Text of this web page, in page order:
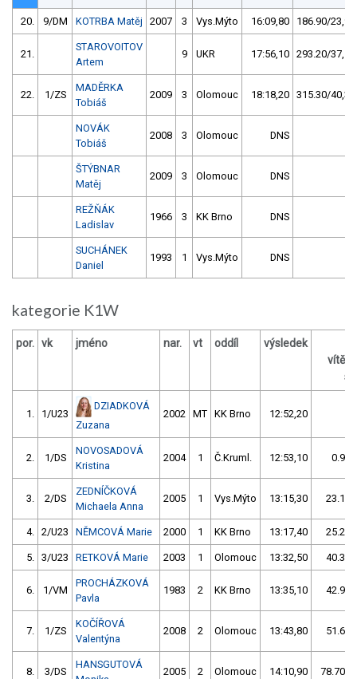
20. 9/DM KOTRBA Matěj 2007 3 Vys.Mýto 16:09,80 186.90/23,9
21.
STAROVOITOV
Artem
9 UKR 17:56,10 293.20/37,5
22. 1/ZS
MADĚRKA
Tobiáš
2009 3 Olomouc 18:18,20 315.30/40,3
NOVÁK
Tobiáš
2008 3 Olomouc DNS
ŠTÝBNAR
Matěj
2009 3 Olomouc DNS
REŽŇÁK
Ladislav
1966 3 KK Brno DNS
SUCHÁNEK
Daniel
1993 1 Vys.Mýto DNS
kategorie K1W
por. vk jméno nar. vt oddíl výsledek
s
1. 1/U23
DZIADKOVÁ
Zuzana
2002 MT KK Brno 12:52,20
2. 1/DS
NOVOSADOVÁ
Kristina
2004 1 Č.Kruml. 12:53,10 0.90/
3. 2/DS
ZEDNÍČKOVÁ
Michaela Anna
2005 1 Vys.Mýto 13:15,30 23.10/
4. 2/U23 NĚMCOVÁ Marie 2000 1 KK Brno 13:17,40 25.20/
5. 3/U23 RETKOVÁ Marie 2003 1 Olomouc 13:32,50 40.30/
6. 1/VM
PROCHÁZKOVÁ
Pavla
1983 2 KK Brno 13:35,10 42.90/
7. 1/ZS
KOČÍŘOVÁ
Valentýna
2008 2 Olomouc 13:43,80 51.60/
8. 3/DS
HANSGUTOVÁ
2005 2 Olomouc 14:10,90 78.70/